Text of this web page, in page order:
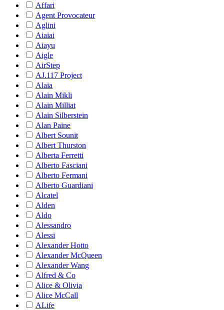
Affari
Agent Provocateur
Aglini
Aiaiai
Aiayu
Aigle
AirStep
AJ.117 Project
Alaia
Alain Mikli
Alain Milliat
Alain Silberstein
Alan Paine
Albert Sounit
Albert Thurston
Alberta Ferretti
Alberto Fasciani
Alberto Fermani
Alberto Guardiani
Alcatel
Alden
Aldo
Alessandro
Alessi
Alexander Hotto
Alexander McQueen
Alexander Wang
Alfred & Co
Alice & Olivia
Alice McCall
ALife